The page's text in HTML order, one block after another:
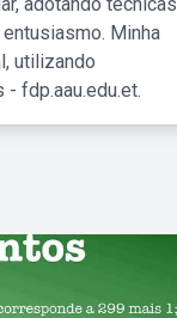
Minha
utilizando
fdp.aau.edu.et.